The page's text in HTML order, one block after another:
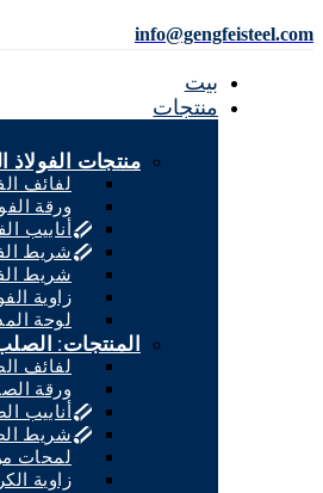
info@gengfeisteel.com
بيت
منتجات
منتجات الفولاذ
لفائف
ورقة
أنابيب
شريط
شريط
زاوية
لوحة
المنتجات:
لفائف
ورقة
أنابيب
شريط
لمحات
زاوية